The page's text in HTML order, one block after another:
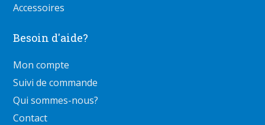
Accessoires
Besoin d'aide?
Mon compte
Suivi de commande
Qui sommes-nous?
Contact